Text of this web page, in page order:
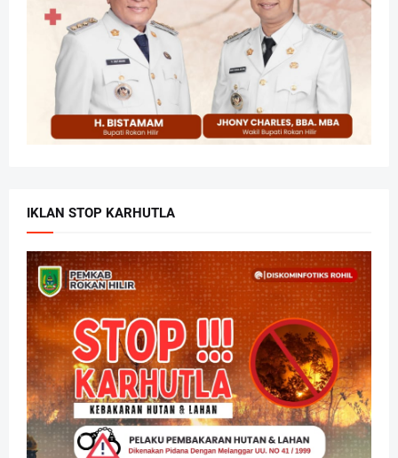
IKLAN STOP KARHUTLA